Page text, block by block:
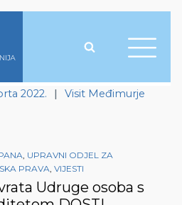
2022. | Visit Međimurje
, UPRAVNI ODJEL ZA
PRAVA, VIJESTI
Udruge osoba s